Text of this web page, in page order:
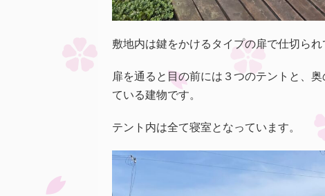
敷地内は鍵をかけるタイプの扉で仕切られ
扉を通ると目の前には３つのテントと、
ている建物です。
テント内は全て寝室となっています。